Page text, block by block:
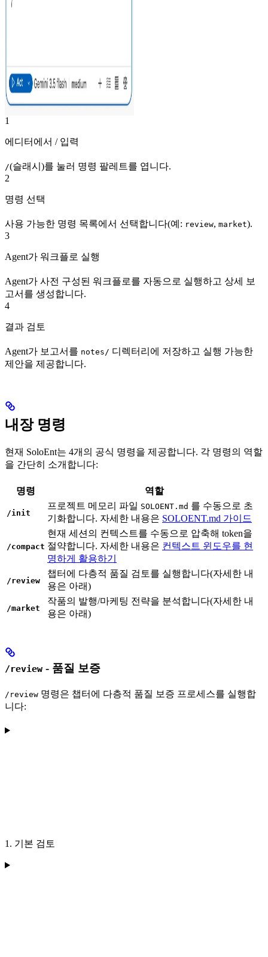
1
에디터에서 / 입력
/(슬래시)를 눌러 명령 팔레트를 엽니다.
2
명령 선택
사용 가능한 명령 목록에서 선택합니다(예: review, market).
3
Agent가 워크플로 실행
Agent가 사전 구성된 워크플로를 자동으로 실행하고 상세 보
고서를 생성합니다.
4
결과 검토
Agent가 보고서를 notes/ 디렉터리에 저장하고 실행 가능한
제안을 제공합니다.
내장 명령
현재 SoloEnt는 4개의 공식 명령을 제공합니다. 각 명령의 역할
을 간단히 소개합니다:
명령 역할
/init
프로젝트 메모리 파일 SOLOENT.md 를 수동으로 초
기화합니다. 자세한 내용은 SOLOENT.md 가이드
/compact
현재 세션의 컨텍스트를 수동으로 압축해 token을
절약합니다. 자세한 내용은 컨텍스트 윈도우를 현
명하게 활용하기
/review
챕터에 다층적 품질 검토를 실행합니다(자세한 내
용은 아래)
/market
작품의 발행/마케팅 전략을 분석합니다(자세한 내
용은 아래)
/review - 품질 보증
/review 명령은 챕터에 다층적 품질 보증 프로세스를 실행합
니다:
1. 기본 검토